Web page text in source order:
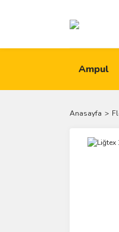
Ampul
Anasayfa